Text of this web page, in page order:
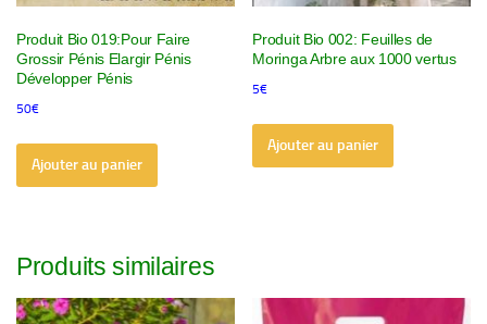
Produit Bio 019:Pour Faire
Grossir Pénis Elargir Pénis
Développer Pénis
50€
Ajouter au panier
Produit Bio 002: Feuilles de
Moringa Arbre aux 1000 vertus
5€
Ajouter au panier
Produits similaires